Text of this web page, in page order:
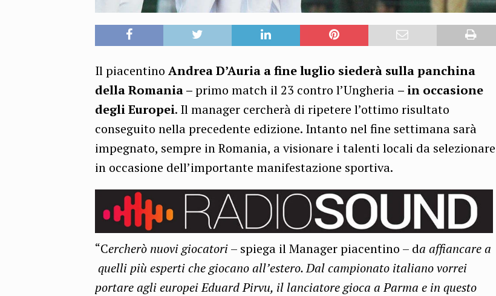
Il piacentino Andrea D’Auria a fine luglio siederà sulla panchina
della Romania –primo match il 23 contro l’Ungheria – in occasione
degli Europei. Il manager cercherà di ripetere l’ottimo risultato
conseguito nella precedente edizione. Intanto nel fine settimana sarà
impegnato, sempre in Romania, a visionare i talenti locali da selezionare
in occasione dell’importante manifestazione sportiva.
“Cercherò nuovi giocatori– spiega il Manager piacentino – da affiancare a
quelli più esperti che giocano all’estero. Dal campionato italiano vorrei
portare agli europei Eduard Pirvu, il lanciatore gioca a Parma e in questo